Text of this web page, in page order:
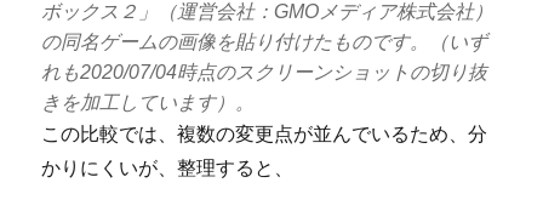
ボックス２」（運営会社：GMOメディア株式会社）
の同名ゲームの画像を貼り付けたものです。（いず
れも2020/07/04時点のスクリーンショットの切り抜
きを加工しています）。
この比較では、複数の変更点が並んでいるため、分
かりにくいが、整理すると、